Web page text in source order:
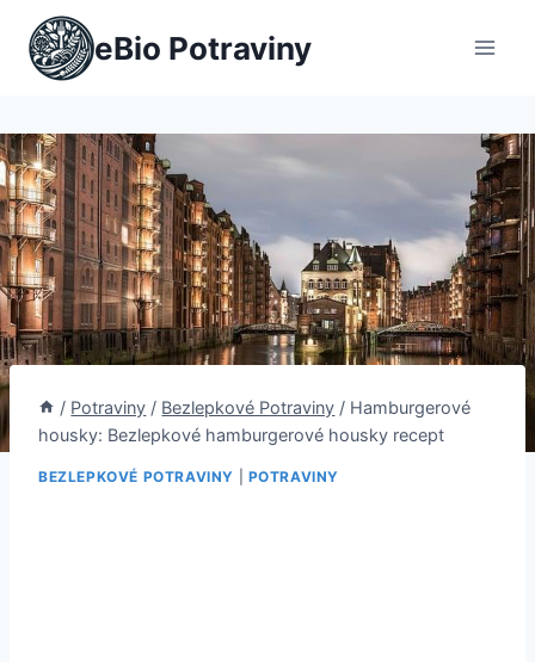
Přeskočit
obsah
eBio Potraviny
/ Potraviny / Bezlepkové Potraviny / Hamburgerové
housky: Bezlepkové hamburgerové housky recept
BEZLEPKOVÉ POTRAVINY POTRAVINY